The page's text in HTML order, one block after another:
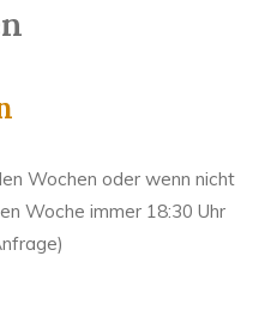
Wochen oder wenn nicht
Woche immer 18:30 Uhr